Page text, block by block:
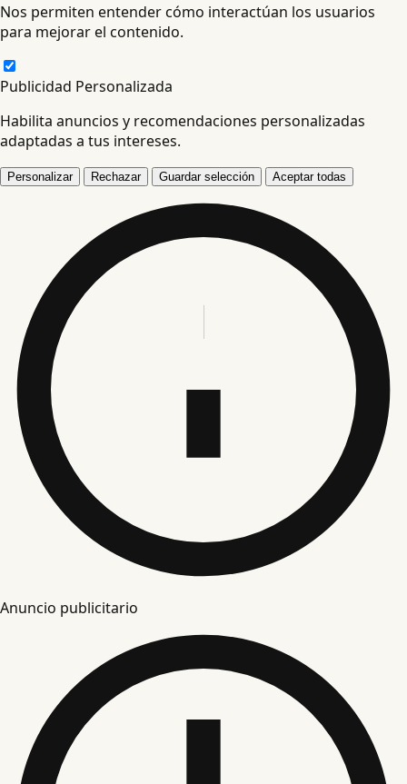
Nos permiten entender cómo interactúan los usuarios
para mejorar el contenido.
Publicidad Personalizada
Habilita anuncios y recomendaciones personalizadas
adaptadas a tus intereses.
Personalizar Rechazar Guardar selección Aceptar todas
Anuncio publicitario